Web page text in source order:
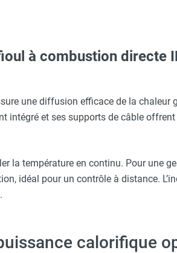
pour IDE 30/50/60 et 80 - TROTEC
série IDS - TROTEC
longueur 20 m - Section Ø 2,5 mm² -
S - HUSQVARNA
L - HUSQVARNA
protège-menton Smartguard PE 10H -
à combustion directe
une diffusion efficace de la chaleur
intégré et ses supports de câble
la température en continu. Pour une
idéal pour un contrôle à distance.
calorifique